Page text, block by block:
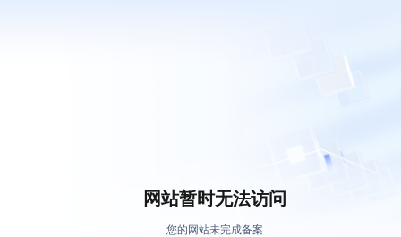
网站暂时无法访问
您的网站未完成备案